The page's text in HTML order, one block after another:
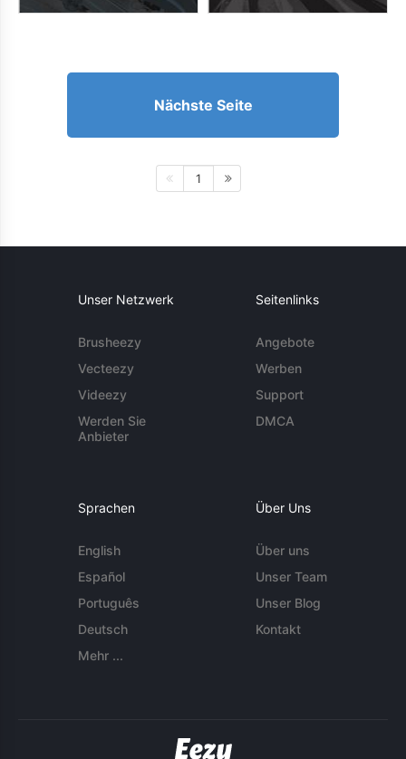
Nächste Seite
1
Unser Netzwerk
Brusheezy
Vecteezy
Videezy
Werden Sie
Anbieter
Seitenlinks
Angebote
Werben
Support
DMCA
Sprachen
English
Español
Português
Deutsch
Mehr ...
Über Uns
Über uns
Unser Team
Unser Blog
Kontakt